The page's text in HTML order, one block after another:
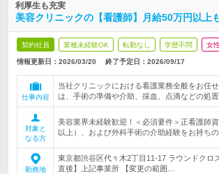
利厚生も充実
美容クリニックの【看護師】月給50万円以上
契約社員 業種未経験OK 転勤なし 学歴不問 女
情報更新日：2026/03/20 終了予定日： 2026/09/17
仕事内容
当社クリニックにおける看護業務全般をお任
は、手術の準備や介助、採血、点滴などの処置
対象と
なる方
美容業界未経験歓迎！＜必須要件＞正看護師
以上）、および外科手術の介助経験をお持ち
勤務地
東京都渋谷区代々木2丁目11-17 ラウンドクロ
直後】上記事業所 【変更の範囲…